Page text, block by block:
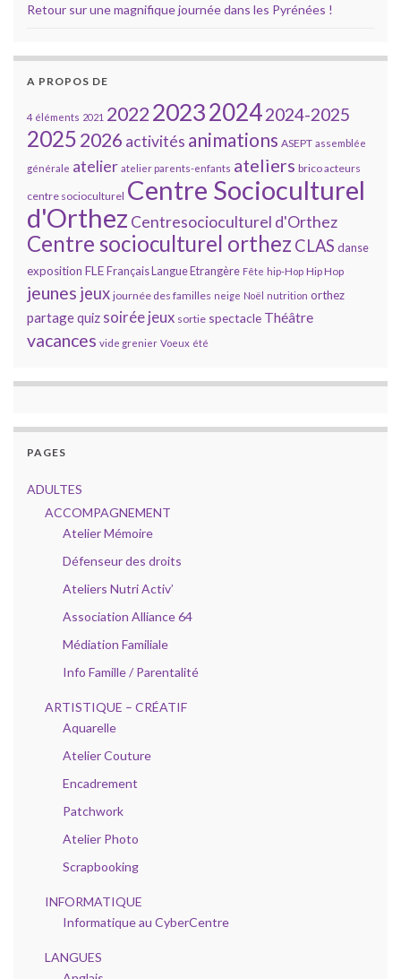
Retour sur une magnifique journée dans les Pyrénées !
A PROPOS DE
4 éléments 2021 2022202320242024-2025
20252026 activités animations ASEPT assemblée
générale atelier atelier parents-enfants ateliers brico acteurs
centre socioculturel Centre Socioculturel
d'Orthez Centresocioculturel d'Orthez
Centre socioculturel orthez CLAS danse
exposition FLE Français Langue Etrangère Fête hip-Hop Hip Hop
jeunes jeux journée des familles neige Noël nutrition orthez
partagequiz soirée jeux sortie spectacle Théâtre
vacances vide grenier Voeux été
PAGES
ADULTES
ACCOMPAGNEMENT
Atelier Mémoire
Défenseur des droits
Ateliers Nutri Activ’
Association Alliance 64
Médiation Familiale
Info Famille / Parentalité
ARTISTIQUE – CRÉATIF
Aquarelle
Atelier Couture
Encadrement
Patchwork
Atelier Photo
Scrapbooking
INFORMATIQUE
Informatique au CyberCentre
LANGUES